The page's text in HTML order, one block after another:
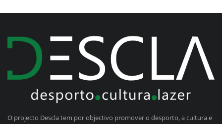
O projecto Descla tem por objectivo promover o desporto, a cultura e